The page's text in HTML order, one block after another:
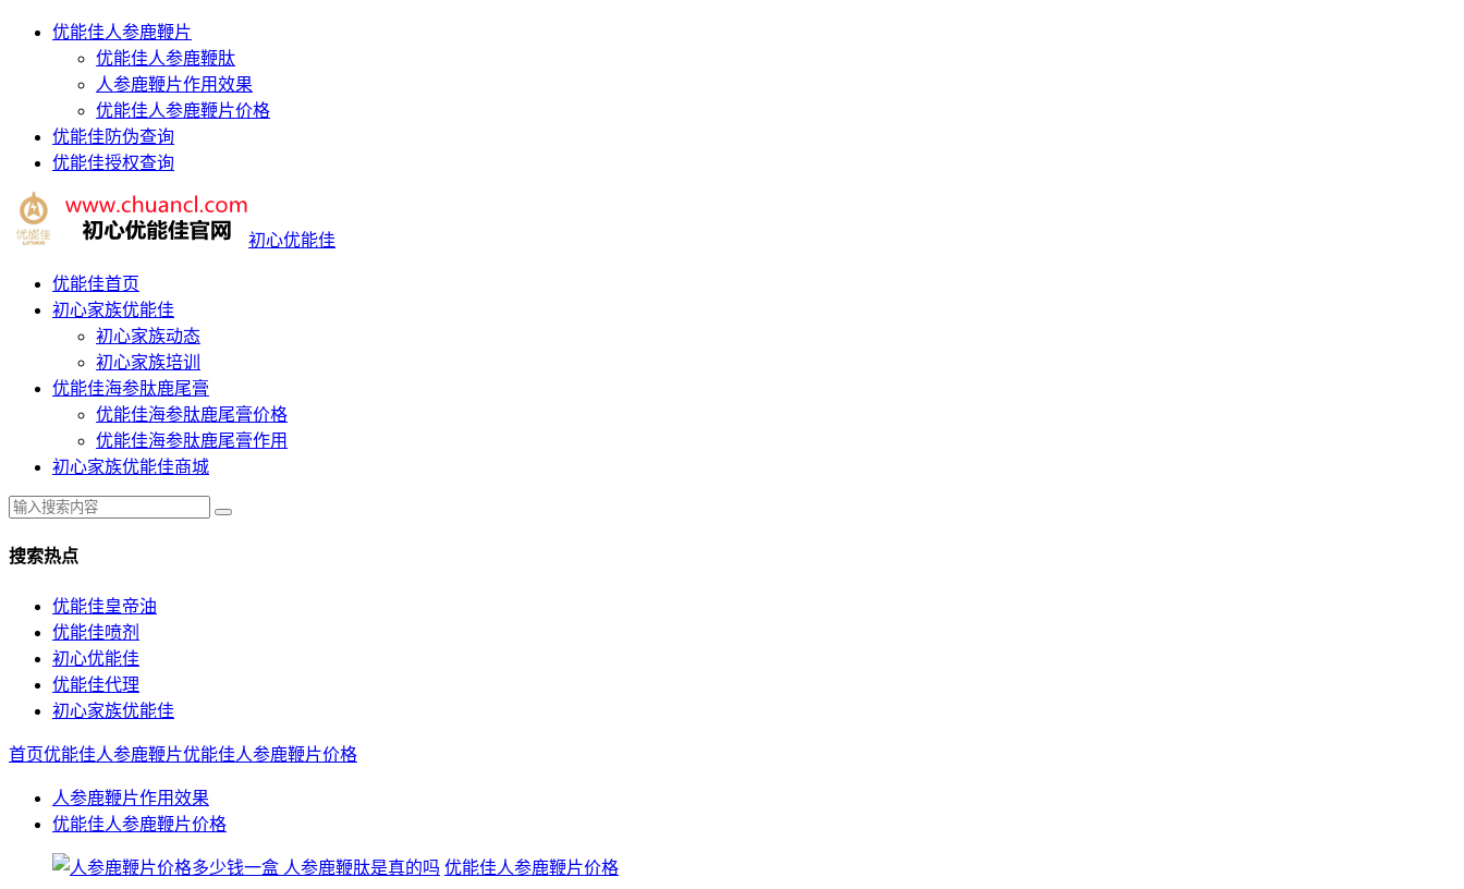
优能佳人参鹿鞭片
优能佳人参鹿鞭肽
人参鹿鞭片作用效果
优能佳人参鹿鞭片价格
优能佳防伪查询
优能佳授权查询
初心优能佳
优能佳首页
初心家族优能佳
初心家族动态
初心家族培训
优能佳海参肽鹿尾膏
优能佳海参肽鹿尾膏价格
优能佳海参肽鹿尾膏作用
初心家族优能佳商城
搜索热点
优能佳皇帝油
优能佳喷剂
初心优能佳
优能佳代理
初心家族优能佳
首页优能佳人参鹿鞭片优能佳人参鹿鞭片价格
人参鹿鞭片作用效果
优能佳人参鹿鞭片价格
优能佳人参鹿鞭片价格